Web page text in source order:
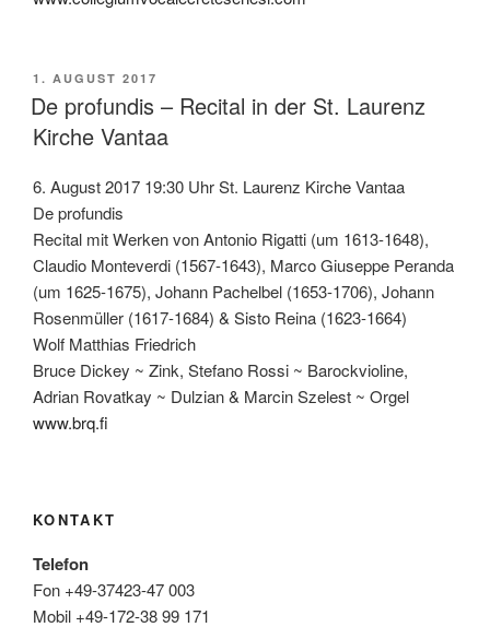
VERÖFFENTLICHT
AM
1. AUGUST 2017
De profundis – Recital in der St. Laurenz
Kirche Vantaa
6. August 2017 19:30 Uhr St. Laurenz Kirche Vantaa
De profundis
Recital mit Werken von Antonio Rigatti (um 1613-1648),
Claudio Monteverdi (1567-1643), Marco Giuseppe Peranda
(um 1625-1675), Johann Pachelbel (1653-1706), Johann
Rosenmüller (1617-1684) & Sisto Reina (1623-1664)
Wolf Matthias Friedrich
Bruce Dickey ~ Zink, Stefano Rossi ~ Barockvioline,
Adrian Rovatkay ~ Dulzian & Marcin Szelest ~ Orgel
www.brq.fi
KONTAKT
Telefon
Fon +49-37423-47 003
Mobil +49-172-38 99 171